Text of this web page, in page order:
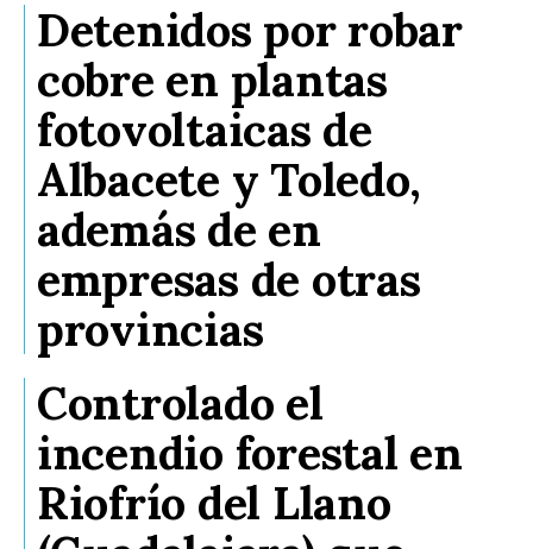
Detenidos por robar
cobre en plantas
fotovoltaicas de
Albacete y Toledo,
además de en
empresas de otras
provincias
Controlado el
incendio forestal en
Riofrío del Llano